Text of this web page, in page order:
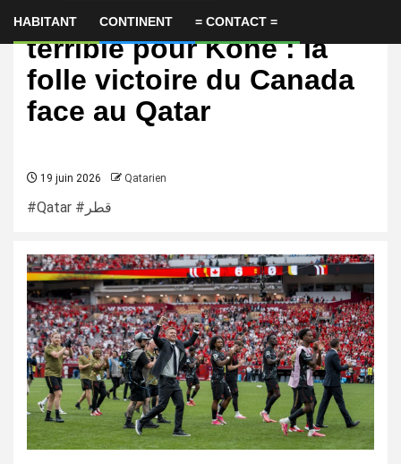
HABITANT CONTINENT = CONTACT =
Triplé de David, blessure
terrible pour Koné : la
folle victoire du Canada
face au Qatar
19 juin 2026 Qatarien
#Qatar #قطر